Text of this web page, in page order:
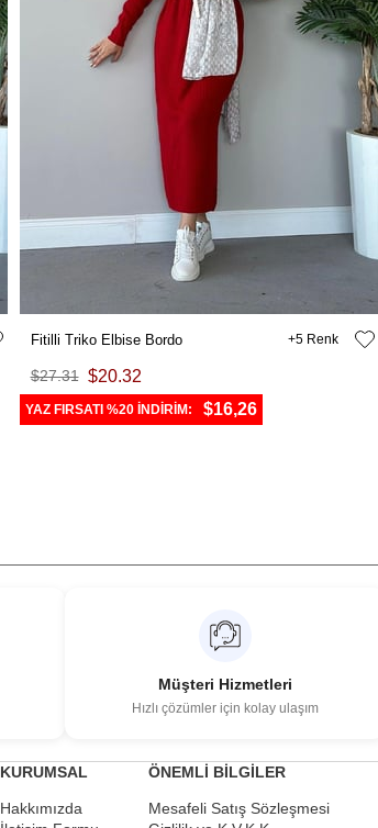
Fitilli Triko Elbise Bordo
$20.32
$27.31
5
YAZ FIRSATI %20 İNDİRİM: $16,26
Müşteri Hizmetleri
Hızlı çözümler için kolay ulaşım
KURUMSAL
Hakkımızda
ÖNEMLİ BİLGİLER
Mesafeli Satış Sözleşmesi